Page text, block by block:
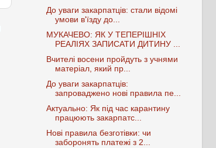
До уваги закарпатців: стали відомі
умови в'їзду до...
МУКАЧЕВО: ЯК У ТЕПЕРІШНІХ
РЕАЛІЯХ ЗАПИСАТИ ДИТИНУ ...
Вчителі восени пройдуть з учнями
матеріал, який пр...
До уваги закарпатців:
запроваджено нові правила пе...
Актуально: Як під час карантину
працюють закарпатс...
Нові правила безготівки: чи
заборонять платежі з 2...